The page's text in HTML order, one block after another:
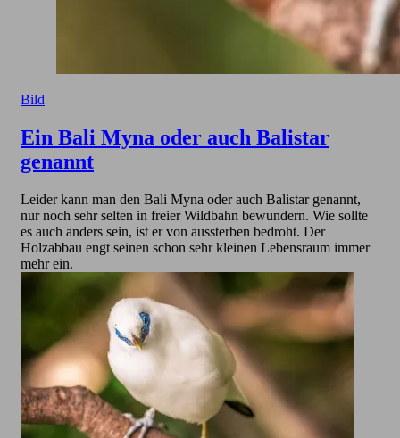
Bild
Ein Bali Myna oder auch Balistar
genannt
Leider kann man den Bali Myna oder auch Balistar genannt,
nur noch sehr selten in freier Wildbahn bewundern. Wie sollte
es auch anders sein, ist er von aussterben bedroht. Der
Holzabbau engt seinen schon sehr kleinen Lebensraum immer
mehr ein.